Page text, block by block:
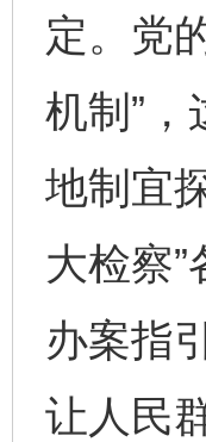
定。党
机制”
地制宜
大检察
办案指
让人民